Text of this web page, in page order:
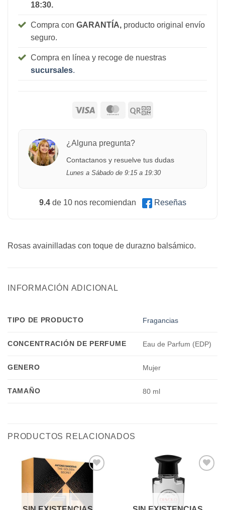
18:30.
Compra con GARANTÍA,producto original envío
seguro.
Compra en línea y recoge de nuestras
sucursales.
¿Alguna pregunta?
Contactanos y resuelve tus dudas
Lunes a Sábado de 9:15 a 19:30
9.4de 10 nos recomiendan Reseñas
Rosas avainilladas con toque de durazno balsámico.
INFORMACIÓN ADICIONAL
TIPO DE PRODUCTO Fragancias
CONCENTRACIÓN DE PERFUME Eau de Parfum (EDP)
GENERO Mujer
TAMAÑO 80 ml
PRODUCTOS RELACIONADOS
lista de